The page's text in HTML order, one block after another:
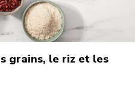
grains, le riz et les